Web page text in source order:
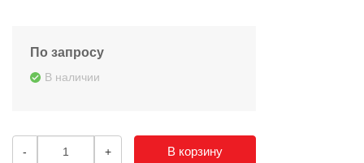
По запросу
В наличии
- + В корзину